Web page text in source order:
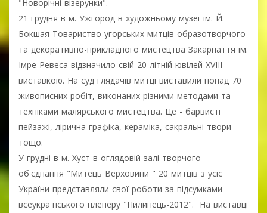
"Новорічні візерунки".
21 грудня в м. Ужгород в художньому музеї ім. Й.
Бокшая Товариство угорських митців образотворчого
та декоративно-прикладного мистецтва Закарпаття ім.
Імре Ревеса відзначило свій 20-літній ювілей XVIII
виставкою. На суд глядачів митці виставили понад 70
живописних робіт, виконаних різними методами та
техніками малярського мистецтва. Це - барвисті
пейзажі, лірична графіка, кераміка, сакральні твори
тощо.
У грудні в м. Хуст в оглядовій залі творчого
об'єднання "Митець Верховини " 20 митців з усієї
України представляли свої роботи за підсумками
всеукраїнського пленеру "Пилипець-2012". На виставці